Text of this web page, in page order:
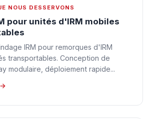
NOUS DESSERVONS
pour unités d'IRM mobiles
IRM pour remorques d'IRM
transportables. Conception de
modulaire, déploiement rapide...